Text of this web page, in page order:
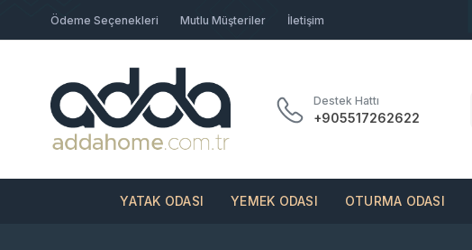
Ödeme Seçenekleri Mutlu Müşteriler İletişim
Destek Hattı
+905517262622
YATAK ODASI YEMEK ODASI OTURMA ODASI